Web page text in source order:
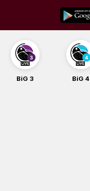
content
BiG 3 BiG 4